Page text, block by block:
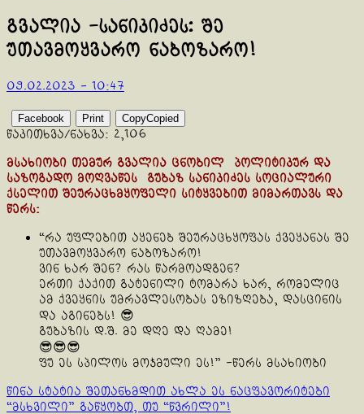
გვალია -სანიკიძეს: შე
უთავმოყვარო ნაბოზარო!
09.02.2023 - 10:47
Facebook Print CopyCopied
წაკითხვა/ნახვა: 2,106
მსახიობი თემურ გვალია ცნობილ პოლიტიკურ და
საზოგადო მოღვაწეს გუბაზ სანიკიძეს სოციალური
ქსელით შეურაცხმყოფელი სიტყვებით მიმართავს და
წერს:
“რა უფლებით აყენებ შეურაცხყოფას ქვეყანას შე
უთავმოყვარო ნაბოზარო!
ვინ ხარ შენ? რას წარმოადგენ?
ერთი ქაქით გატენილი ტომარა ხარ, რომელიც
ამ ქვეყნის უმრავლესობას ეზიზღება, დასცინის
და აგინებს! 😎
გუბაზის დ.შ. მე დღე და ღამე!
😎😎😎
ფუ ეს სპილოს მოჯმული ეს!” -წერს მსახიობი
Continue
წინა სტატია შეთანხმდით ახლა ეს ნაცფავორიტები
“მსხვილი” გაწყობთ, თუ “წვრილი”!